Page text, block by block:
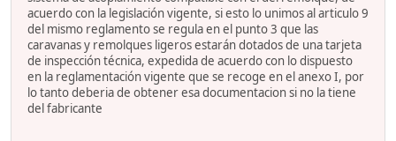
acuerdo con la legislación vigente, si esto lo unimos al articulo 9
del mismo reglamento se regula en el punto 3 que las
caravanas y remolques ligeros estarán dotados de una tarjeta
de inspección técnica, expedida de acuerdo con lo dispuesto
en la reglamentación vigente que se recoge en el anexo I, por
lo tanto deberia de obtener esa documentacion si no la tiene
del fabricante